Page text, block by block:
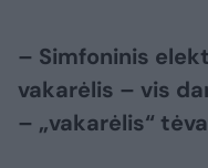
– Simfoninis
vakarėlis – vis
– „vakarėlis“